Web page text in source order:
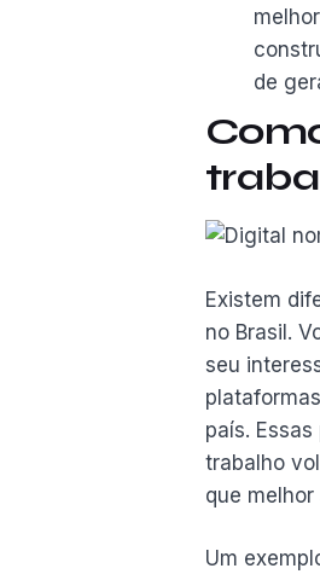
de
Existem
no Brasil.
seu
país.
trabalho
que
Um